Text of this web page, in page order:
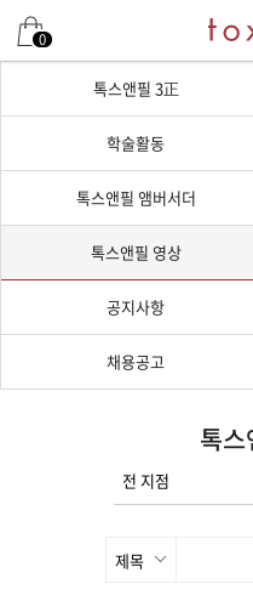
0
톡스앤필 3正
학술활동
톡스앤필 앰버서더
톡스앤필 영상
공지사항
채용공고
톡